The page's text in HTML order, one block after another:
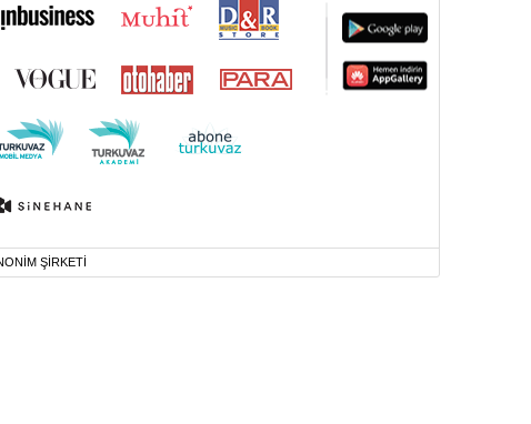
ŞİRKETİ